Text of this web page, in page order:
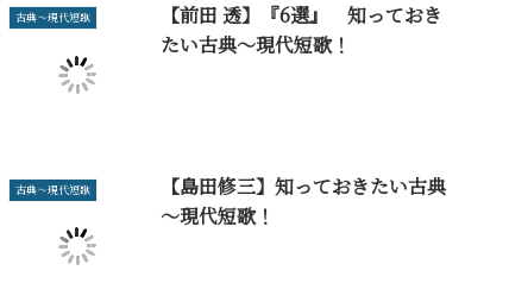
古典～現代短歌
【前田 透】『6選』 知っておき
たい古典～現代短歌！
古典～現代短歌
【島田修三】知っておきたい古典
～現代短歌！